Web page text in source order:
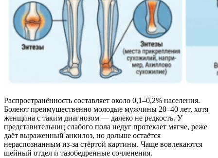
Распространённость составляет около 0,1–0,2% населения.
Болеют преимущественно молодые мужчины 20–40 лет, хотя
женщина с таким диагнозом — далеко не редкость. У
представительниц слабого пола недуг протекает мягче, реже
даёт выраженный анкилоз, но дольше остаётся
нераспознанным из-за стёртой картины. Чаще вовлекаются
шейный отдел и тазобедренные сочленения.